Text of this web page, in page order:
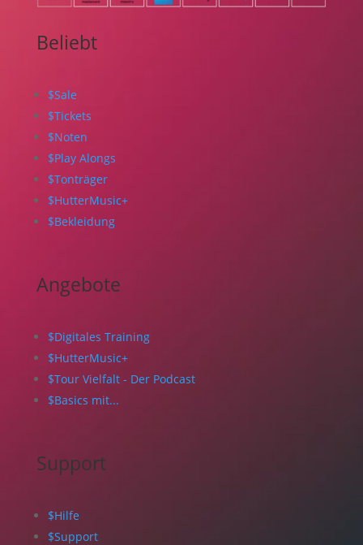
Beliebt
$Sale
$Tickets
$Noten
$Play Alongs
$Tonträger
$HutterMusic+
$Bekleidung
Angebote
$Digitales Training
$HutterMusic+
$Tour Vielfalt - Der Podcast
$Basics mit...
Support
$Hilfe
$Support